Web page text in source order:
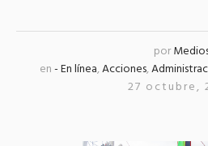
por
en- En línea,Acciones,
27 octubre,